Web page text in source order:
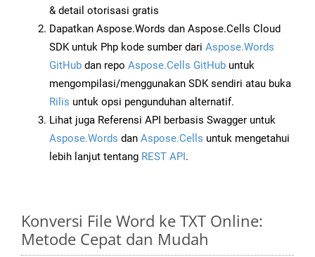
& detail otorisasi gratis
Dapatkan Aspose.Words dan Aspose.Cells Cloud
SDK untuk Php kode sumber dari Aspose.Words
GitHub dan repo Aspose.Cells GitHub untuk
mengompilasi/menggunakan SDK sendiri atau buka
Rilis untuk opsi pengunduhan alternatif.
Lihat juga Referensi API berbasis Swagger untuk
Aspose.Words dan Aspose.Cells untuk mengetahui
lebih lanjut tentang REST API.
Konversi File Word ke TXT Online:
Metode Cepat dan Mudah